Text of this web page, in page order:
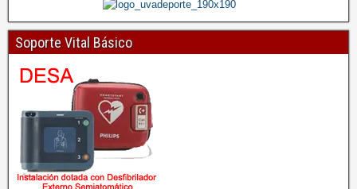
Soporte Vital Básico